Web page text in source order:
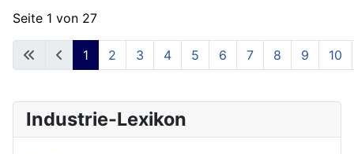
Seite 1 von 27
1 2 3 4 5 6 7 8 9 10
Industrie-Lexikon